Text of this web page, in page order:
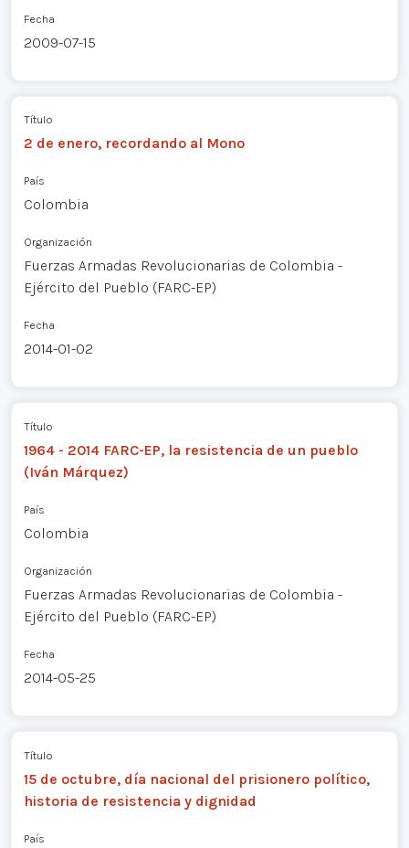
Fecha
2009-07-15
Título
2 de enero, recordando al Mono
País
Colombia
Organización
Fuerzas Armadas Revolucionarias de Colombia -
Ejército del Pueblo (FARC-EP)
Fecha
2014-01-02
Título
1964 - 2014 FARC-EP, la resistencia de un pueblo
(Iván Márquez)
País
Colombia
Organización
Fuerzas Armadas Revolucionarias de Colombia -
Ejército del Pueblo (FARC-EP)
Fecha
2014-05-25
Título
15 de octubre, día nacional del prisionero político,
historia de resistencia y dignidad
País